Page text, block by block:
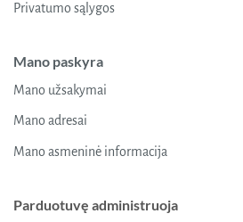
Privatumo sąlygos
Mano paskyra
Mano užsakymai
Mano adresai
Mano asmeninė informacija
Parduotuvę administruoja